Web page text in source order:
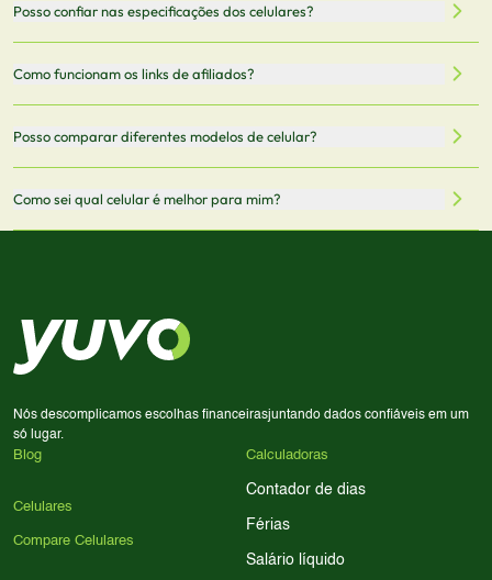
armazenamento, memória RAM, bateria e conectividade
5G.
vendedor antes de finalizar sua compra.
Posso confiar nas especificações dos celulares?
informações mais recentes de cada modelo.
Como funcionam os links de afiliados?
comissão sem custo adicional para você.
Posso comparar diferentes modelos de celular?
Sim! Você pode selecionar até 3 celulares para comparar
Como sei qual celular é melhor para mim?
processador e bateria são essenciais. Use nossos filtros
para encontrar o celular ideal.
Nós descomplicamos escolhas financeirasjuntando dados confiáveis em um
só lugar.
Blog
Celulares
Compare Celulares
Calculadoras
Contador de dias
Férias
Salário líquido